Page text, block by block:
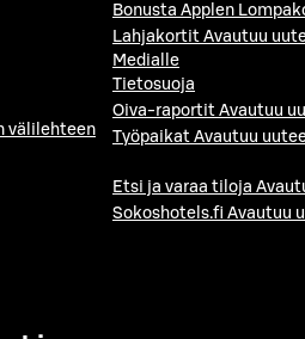
välilehteen
Bonusta Applen
Lahjakortit Avautuu
Medialle
Tietosuoja
Oiva-raportit Avautuu
Työpaikat Avautuu
Etsi ja varaa tiloja
Sokoshotels.fi Avautuu